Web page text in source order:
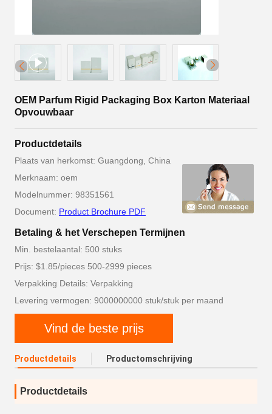
OEM Parfum Rigid Packaging Box Karton Materiaal
Opvouwbaar
Productdetails
Plaats van herkomst: Guangdong, China
Merknaam: oem
Modelnummer: 98351561
Document: Product Brochure PDF
Betaling & het Verschepen Termijnen
Min. bestelaantal: 500 stuks
Prijs: $1.85/pieces 500-2999 pieces
Verpakking Details: Verpakking
Levering vermogen: 9000000000 stuk/stuk per maand
Vind de beste prijs
Productdetails Productomschrijving
Productdetails